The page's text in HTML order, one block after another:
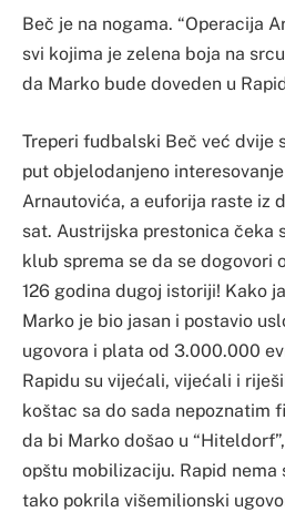
Beč je na nogama. “Operacija
svi kojima je zelena boja na
da Marko bude doveden u
Treperi fudbalski Beč već dvije
put objelodanjeno
Arnautovića, a euforija raste iz
sat. Austrijska prestonica čeka
klub sprema se da se dogovori
126 godina dugoj istoriji! Kako
Marko je bio jasan i postavio
ugovora i plata od 3.000.000
Rapidu su vijećali, vijećali i
koštac sa do sada nepoznatim
da bi Marko došao u
opštu mobilizaciju. Rapid
tako pokrila višemilionski